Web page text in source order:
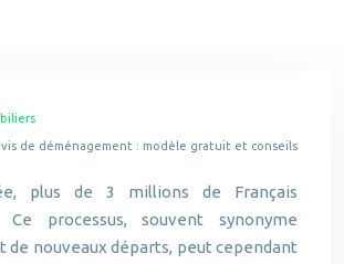
de déménagement : modèle gratuit et conseils
plus de 3 millions de Français
Ce processus, souvent synonyme
de nouveaux départs, peut cependant